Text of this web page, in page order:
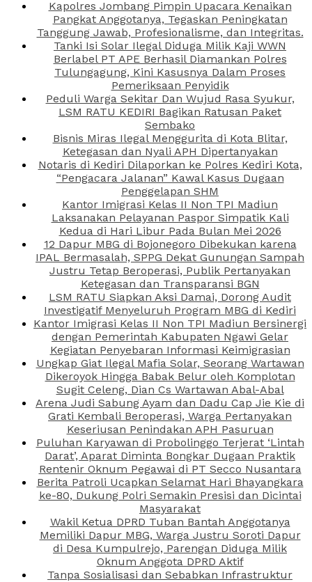
Kapolres Jombang Pimpin Upacara Kenaikan
Pangkat Anggotanya, Tegaskan Peningkatan
Tanggung Jawab, Profesionalisme, dan Integritas.
Tanki Isi Solar Ilegal Diduga Milik Kaji WWN
Berlabel PT APE Berhasil Diamankan Polres
Tulungagung, Kini Kasusnya Dalam Proses
Pemeriksaan Penyidik
Peduli Warga Sekitar Dan Wujud Rasa Syukur,
LSM RATU KEDIRI Bagikan Ratusan Paket
Sembako
Bisnis Miras Ilegal Menggurita di Kota Blitar,
Ketegasan dan Nyali APH Dipertanyakan
Notaris di Kediri Dilaporkan ke Polres Kediri Kota,
“Pengacara Jalanan” Kawal Kasus Dugaan
Penggelapan SHM
Kantor Imigrasi Kelas II Non TPI Madiun
Laksanakan Pelayanan Paspor Simpatik Kali
Kedua di Hari Libur Pada Bulan Mei 2026
12 Dapur MBG di Bojonegoro Dibekukan karena
IPAL Bermasalah, SPPG Dekat Gunungan Sampah
Justru Tetap Beroperasi, Publik Pertanyakan
Ketegasan dan Transparansi BGN
LSM RATU Siapkan Aksi Damai, Dorong Audit
Investigatif Menyeluruh Program MBG di Kediri
Kantor Imigrasi Kelas II Non TPI Madiun Bersinergi
dengan Pemerintah Kabupaten Ngawi Gelar
Kegiatan Penyebaran Informasi Keimigrasian
Ungkap Giat Ilegal Mafia Solar, Seorang Wartawan
Dikeroyok Hingga Babak Belur oleh Komplotan
Sugit Celeng, Dian Cs Wartawan Abal-Abal
Arena Judi Sabung Ayam dan Dadu Cap Jie Kie di
Grati Kembali Beroperasi, Warga Pertanyakan
Keseriusan Penindakan APH Pasuruan
Puluhan Karyawan di Probolinggo Terjerat ‘Lintah
Darat’, Aparat Diminta Bongkar Dugaan Praktik
Rentenir Oknum Pegawai di PT Secco Nusantara
Berita Patroli Ucapkan Selamat Hari Bhayangkara
ke-80, Dukung Polri Semakin Presisi dan Dicintai
Masyarakat
Wakil Ketua DPRD Tuban Bantah Anggotanya
Memiliki Dapur MBG, Warga Justru Soroti Dapur
di Desa Kumpulrejo, Parengan Diduga Milik
Oknum Anggota DPRD Aktif
Tanpa Sosialisasi dan Sebabkan Infrastruktur